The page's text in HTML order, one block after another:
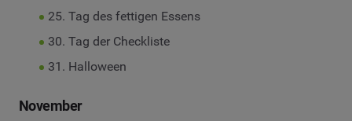
25. Tag des fettigen Essens
30. Tag der Checkliste
31. Halloween
November